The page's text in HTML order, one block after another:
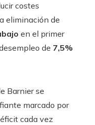
costes
eliminación de
en el primer
de 7,5%
Barnier se
marcado por
cada vez